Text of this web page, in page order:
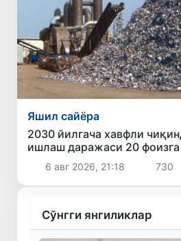
Яшил сайёра
2030 йилгача хавфли
ишлаш даражаси 20 фоизга
6 авг 2026, 21:18 730
Сўнгги янгиликлар